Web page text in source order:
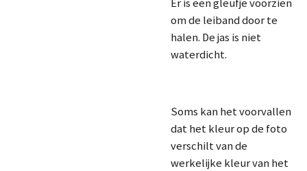
om de leiband door te
halen. De jas is niet
waterdicht.
Soms kan het voorvallen
dat het kleur op de foto
verschilt van de
werkelijke kleur van het